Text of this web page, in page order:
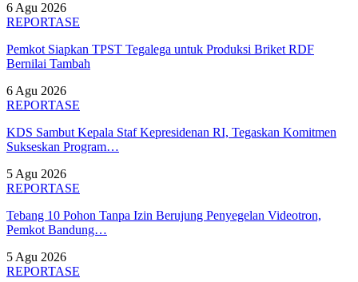
6 Agu 2026
REPORTASE
Pemkot Siapkan TPST Tegalega untuk Produksi Briket RDF
Bernilai Tambah
6 Agu 2026
REPORTASE
KDS Sambut Kepala Staf Kepresidenan RI, Tegaskan Komitmen
Sukseskan Program…
5 Agu 2026
REPORTASE
Tebang 10 Pohon Tanpa Izin Berujung Penyegelan Videotron,
Pemkot Bandung…
5 Agu 2026
REPORTASE